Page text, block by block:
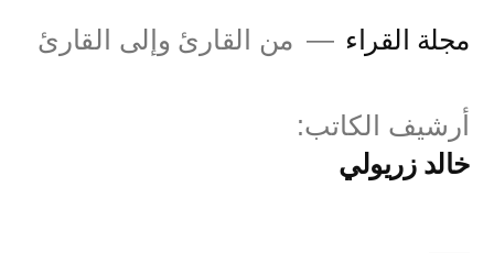
المحتوى
مجلة القراء من القارئ وإلى القارئ
أرشيف الكاتب:
خالد زريولي